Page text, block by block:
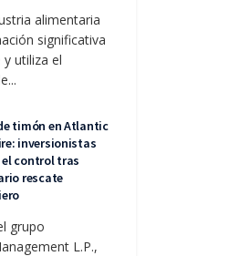
alimentaria
significativa
utiliza el
timón en Atlantic
inversionistas
control tras
rescate
grupo
L.P.,